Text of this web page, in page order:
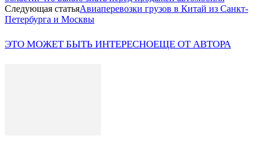
Следующая статьяАвиаперевозки грузов в Китай из Санкт-
Петербурга и Москвы
ЭТО МОЖЕТ БЫТЬ ИНТЕРЕСНОЕЩЕ ОТ АВТОРА